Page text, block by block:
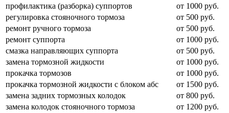
профилактика (разборка) суппортов
от 1000 руб.
регулировка стояночного тормоза
от 500 руб.
ремонт ручного тормоза
от 500 руб.
ремонт суппорта
от 1000 руб.
смазка направляющих суппорта
от 500 руб.
замена тормозной жидкости
от 1000 руб.
прокачка тормозов
от 1000 руб.
прокачка тормозной жидкости с блоком абс
от 1500 руб.
замена задних тормозных колодок
от 800 руб.
замена колодок стояночного тормоза
от 1200 руб.